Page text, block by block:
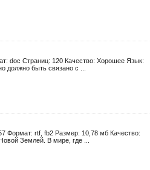
doc Страниц: 120 Качество: Хорошее Язык:
должно быть связано с ...
Формат: rtf, fb2 Размер: 10,78 мб Качество:
Землей. В мире, где ...